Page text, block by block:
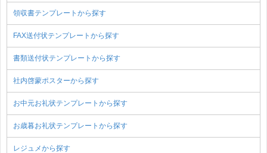
領収書テンプレートから探す
FAX送付状テンプレートから探す
書類送付状テンプレートから探す
社内啓蒙ポスターから探す
お中元お礼状テンプレートから探す
お歳暮お礼状テンプレートから探す
レジュメから探す